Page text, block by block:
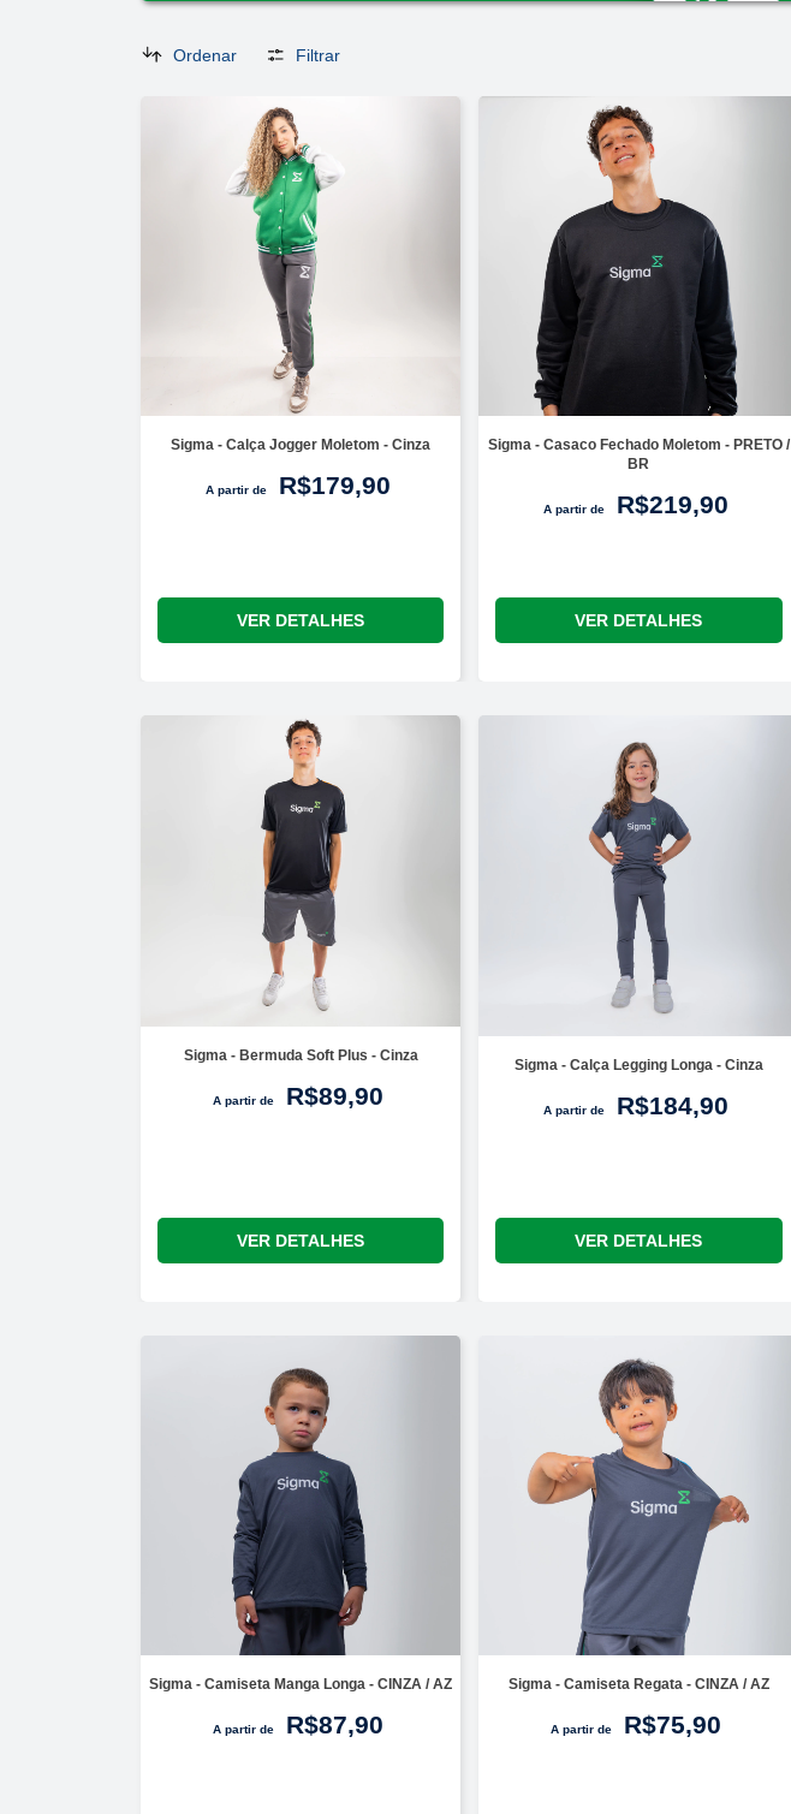
Ordenar Filtrar
Sigma - Calça Jogger Moletom - Cinza
A partir de R$179,90
VER DETALHES
Sigma - Casaco Fechado Moletom - PRETO /
BR
A partir de R$219,90
VER DETALHES
Sigma - Bermuda Soft Plus - Cinza
A partir de R$89,90
VER DETALHES
Sigma - Calça Legging Longa - Cinza
A partir de R$184,90
VER DETALHES
Sigma - Camiseta Manga Longa - CINZA / AZ
A partir de R$87,90
Sigma - Camiseta Regata - CINZA / AZ
A partir de R$75,90